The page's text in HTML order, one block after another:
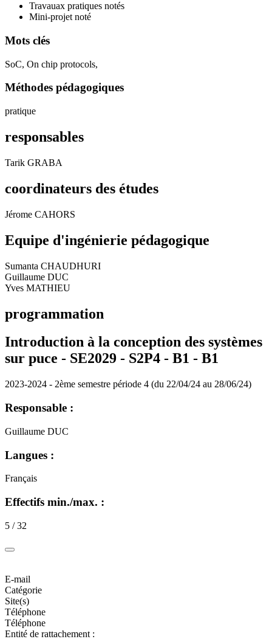
Travauax pratiques notés
Mini-projet noté
Mots clés
SoC, On chip protocols,
Méthodes pédagogiques
pratique
responsables
Tarik GRABA
coordinateurs des études
Jérome CAHORS
Equipe d'ingénierie pédagogique
Sumanta CHAUDHURI
Guillaume DUC
Yves MATHIEU
programmation
Introduction à la conception des systèmes
sur puce - SE2029 - S2P4 - B1 - B1
2023-2024 - 2ème semestre période 4 (du 22/04/24 au 28/06/24)
Responsable :
Guillaume DUC
Langues :
Français
Effectifs min./max. :
5 / 32
E-mail
Catégorie
Site(s)
Téléphone
Téléphone
Entité de rattachement :